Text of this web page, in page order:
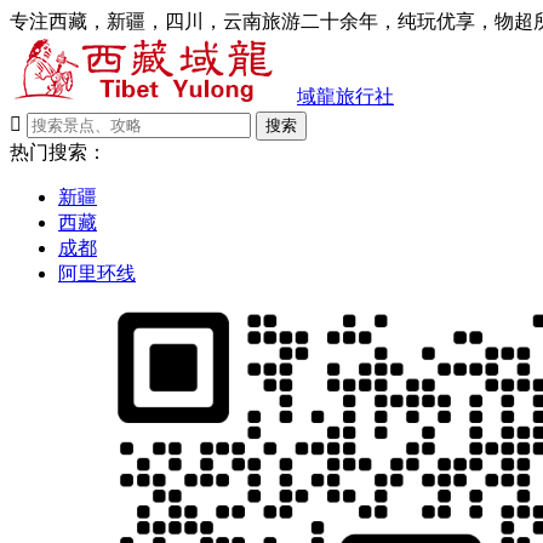
专注西藏，新疆，四川，云南旅游二十余年，纯玩优享，物超
域龍旅行社

搜索
热门搜索：
新疆
西藏
成都
阿里环线